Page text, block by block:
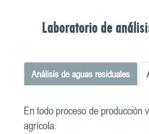
Laboratorio de
Análisis de aguas residuales
En todo proceso de producción
agrícola.